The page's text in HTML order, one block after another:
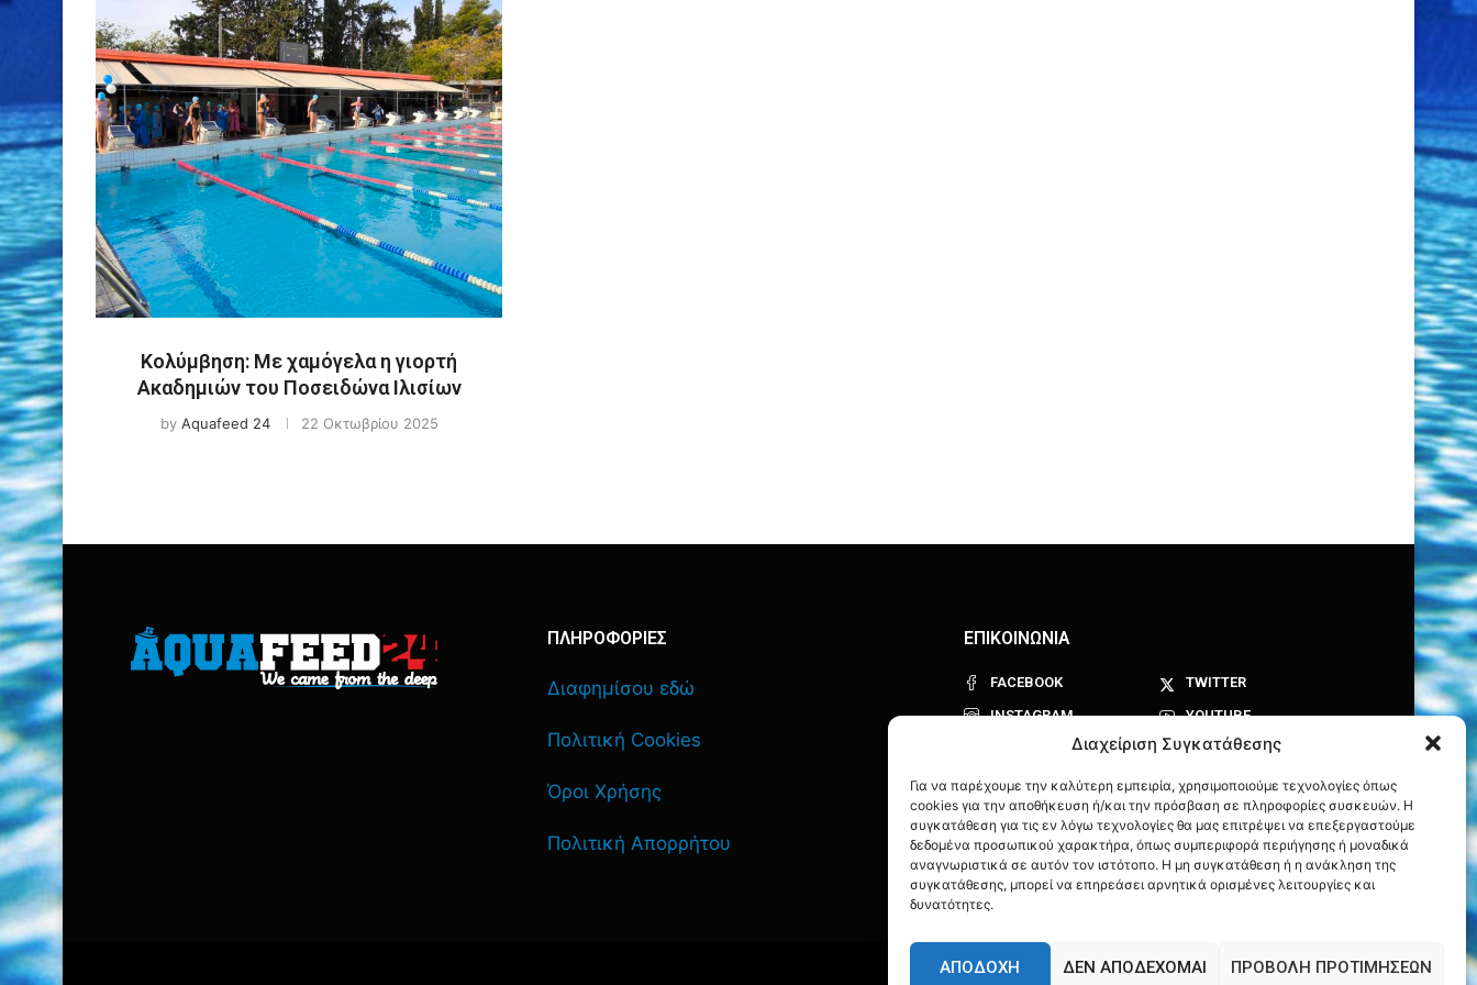
Διαχείριση Συγκατάθεσης
Για να παρέχουμε την καλύτερη εμπειρία, χρησιμοποιούμε τεχνολογίες όπως
cookies για την αποθήκευση ή/και την πρόσβαση σε πληροφορίες συσκευών. Η
συγκατάθεση για τις εν λόγω τεχνολογίες θα μας επιτρέψει να επεξεργαστούμε
δεδομένα προσωπικού χαρακτήρα, όπως συμπεριφορά περιήγησης ή μοναδικά
αναγνωριστικά σε αυτόν τον ιστότοπο. Η μη συγκατάθεση ή η ανάκληση της
συγκατάθεσης, μπορεί να επηρεάσει αρνητικά ορισμένες λειτουργίες και
δυνατότητες.
ΑΠΟΔΟΧΉ ΔΕΝ ΑΠΟΔΈΧΟΜΑΙ ΠΡΟΒΟΛΉ ΠΡΟΤΙΜΉΣΕΩΝ
Κολύμβηση: Με χαμόγελα η γιορτή
Ακαδημιών του Ποσειδώνα Ιλισίων
by Aquafeed 24 22 Οκτωβρίου 2025
ΠΛΗΡΟΦΟΡΙΕΣ
Διαφημίσου εδώ
Πολιτική Cookies
Όροι Χρήσης
Πολιτική Απορρήτου
ΕΠΙΚΟΙΝΩΝΙΑ
FACEBOOK
TWITTER
INSTAGRAM
YOUTUBE